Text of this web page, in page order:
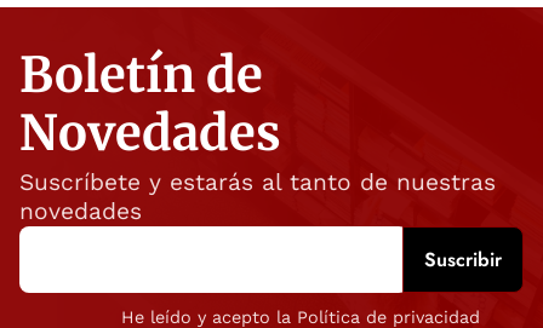
Boletín de
Novedades
Suscríbete y estarás al tanto de nuestras
novedades
He leído y acepto la Política de privacidad